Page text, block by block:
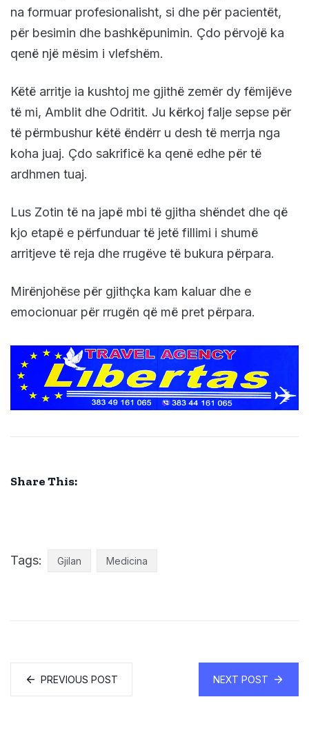
na formuar profesionalisht, si dhe për pacientët,
për besimin dhe bashkëpunimin. Çdo përvojë ka
qenë një mësim i vlefshëm.
Këtë arritje ia kushtoj me gjithë zemër dy fëmijëve
të mi, Amblit dhe Odritit. Ju kërkoj falje sepse për
të përmbushur këtë ëndërr u desh të merrja nga
koha juaj. Çdo sakrificë ka qenë edhe për të
ardhmen tuaj.
Lus Zotin të na japë mbi të gjitha shëndet dhe që
kjo etapë e përfunduar të jetë fillimi i shumë
arritjeve të reja dhe rrugëve të bukura përpara.
Mirënjohëse për gjithçka kam kaluar dhe e
emocionuar për rrugën që më pret përpara.
Share This:
Tags: Gjilan Medicina
PREVIOUS POST NEXT POST